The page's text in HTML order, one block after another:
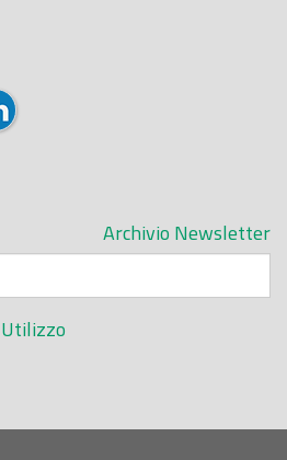
Archivio Newsletter